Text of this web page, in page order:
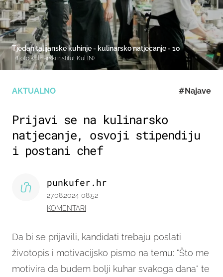
AKTUALNO #Najave
Prijavi se na kulinarsko
natjecanje, osvoji stipendiju
i postani chef
Da bi se prijavili, kandidati trebaju poslati
životopis i motivacijsko pismo na temu: "Što me
motivira da budem bolji kuhar svakoga dana" te
punkufer.hr
27.08.2024 08:52
KOMENTARI
Tjedan talijanske kuhinje - kulinarsko natjecanje - 10
(Foto:Kulinarski institut Kul IN)